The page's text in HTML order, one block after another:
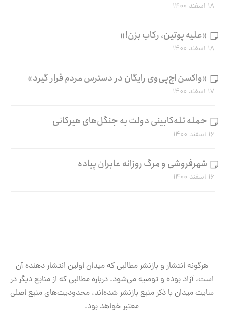
۱۸ اسفند ۱۴۰۰
«علیه پوتین، رکاب بزن!»
۱۸ اسفند ۱۴۰۰
«واکسن اچ‌پی‌وی رایگان در دسترس مردم قرار گیرد»
۱۷ اسفند ۱۴۰۰
حمله تله‌کابینی دولت به جنگل‌های هیرکانی
۱۶ اسفند ۱۴۰۰
شهرفروشی و مرگ روزانه عابران پیاده
۱۶ اسفند ۱۴۰۰
هرگونه انتشار و بازنشر مطالبی که میدان اولین انتشار دهنده آن
است، آزاد بوده و توصیه می‌شود. درباره مطالبی که از منابع دیگر در
سایت میدان با ذکر منبع بازنشر شده‌اند، محدودیت‌های منبع اصلی
معتبر خواهد بود.